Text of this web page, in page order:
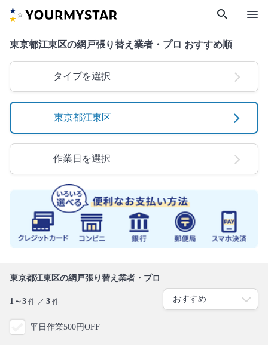
search menu
東京都江東区の網戸張り替え業者・プロ おすすめ順
タイプを選択
東京都江東区
作業日を選択
東京都江東区の網戸張り替え業者・プロ
1～3 件 ／ 3 件
平日作業500円OFF